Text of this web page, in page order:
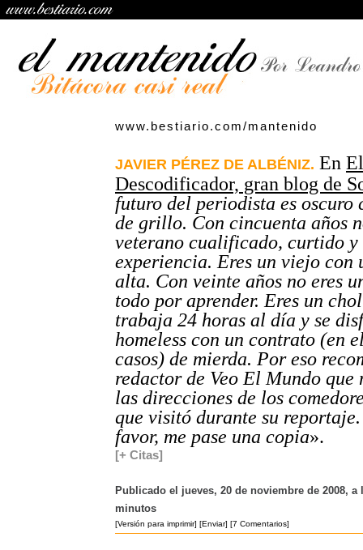
www.bestiario.com/mantenido
JAVIER PÉREZ DE ALBÉNIZ. En El
Descodificador, gran blog de
futuro del periodista es oscuro
de grillo. Con cincuenta años
veterano cualificado, curtido y
experiencia. Eres un viejo con
alta. Con veinte años no eres
todo por aprender. Eres un
trabaja 24 horas al día y se
homeless con un contrato (en
casos) de mierda. Por eso
redactor de Veo El Mundo que
las direcciones de los
que visitó durante su
favor, me pase una copia».
[+ Citas]
Publicado el jueves, 20 de noviembre de 2008, a
minutos
[Versión para imprimir] [Enviar] [7 Comentarios]